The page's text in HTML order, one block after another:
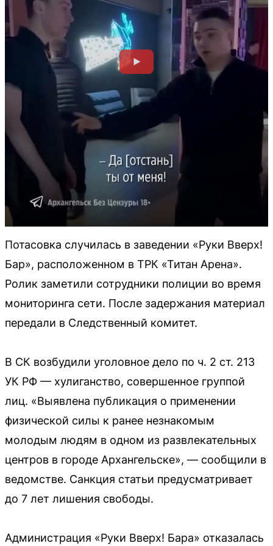
Потасовка случилась в заведении «Руки Вверх!
Бар», расположенном в ТРК «Титан Арена».
Ролик заметили сотрудники полиции во время
мониторинга сети. После задержания материал
передали в Следственный комитет.
В СК возбудили уголовное дело по ч. 2 ст. 213
УК РФ — хулиганство, совершенное группой
лиц. «Выявлена публикация о применении
физической силы к ранее незнакомым
молодым людям в одном из развлекательных
центров в городе Архангельске», — сообщили в
ведомстве. Санкция статьи предусматривает
до 7 лет лишения свободы.
Администрация «Руки Вверх! Бара» отказалась